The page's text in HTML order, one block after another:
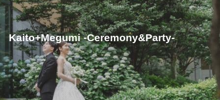
Kaito+Megumi -Ceremony&Party-